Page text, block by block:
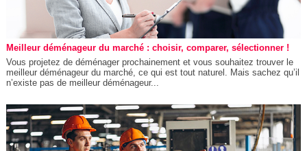
Meilleur déménageur du marché : choisir, comparer, sélectionner !
Vous projetez de déménager prochainement et vous souhaitez trouver le
meilleur déménageur du marché, ce qui est tout naturel. Mais sachez qu’il
n’existe pas de meilleur déménageur...